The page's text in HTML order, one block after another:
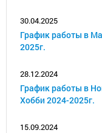
30.04.2025
График работы в
2025г.
28.12.2024
График работы в
Хобби 2024-2025г.
15.09.2024